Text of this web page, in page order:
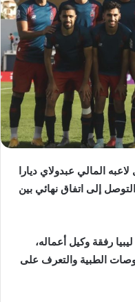
المالي عبدولاي ديارا
إلى اتفاق نهائي بين
رفقة وكيل أعماله،
الطبية والتعرف على